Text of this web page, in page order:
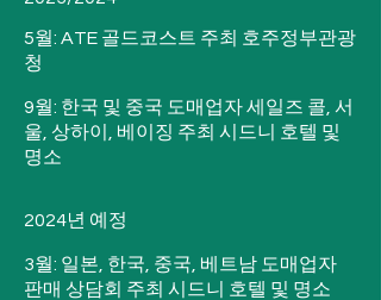
5월: ATE 골드코스트 주최 호주정부관광
청
9월: 한국 및 중국 도매업자 세일즈 콜, 서
울, 상하이, 베이징 주최 시드니 호텔 및
명소
2024년 예정
3월: 일본, 한국, 중국, 베트남 도매업자
판매 상담회 주최 시드니 호텔 및 명소